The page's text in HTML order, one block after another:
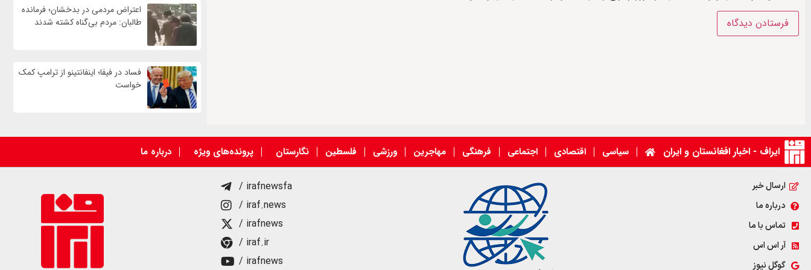
اعتراض مردمی در بدخشان؛ فرمانده
طالبان: مردم بی‌گناه کشته شدند
فساد در فیفا؛ اینفانتینو از ترامپ کمک
خواست
ایراف - اخبار افغانستان و ایران سیاسی اقتصادی اجتماعی فرهنگی مهاجرین ورزشی فلسطین نگارستان پرونده‌های ویژه درباره ما
ارسال خبر
درباره ما
تماس با ما
آر اس اس
گوگل نیوز
/ irafnewsfa
/ iraf.news
/ irafnews
/ iraf.ir
/ irafnews